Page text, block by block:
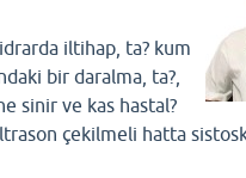
iltihap, ta? kum
bir daralma, ta?,
sinir ve kas hastal?
çekilmeli hatta